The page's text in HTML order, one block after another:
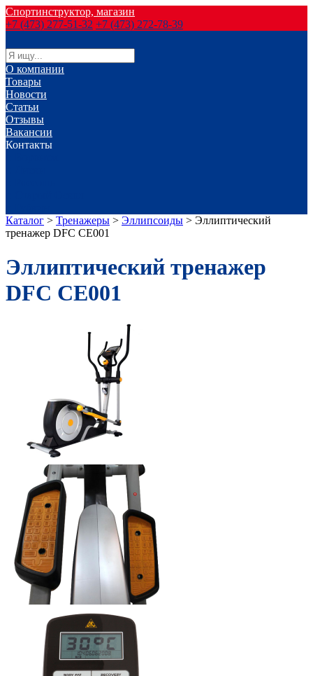
Спортинструктор, магазин
+7 (473) 277-51-32 +7 (473) 272-78-39
О компании
Товары
Новости
Статьи
Отзывы
Вакансии
Контакты
Каталог > Тренажеры > Эллипсоиды > Эллиптический
тренажер DFC CE001
Эллиптический тренажер
DFC CE001